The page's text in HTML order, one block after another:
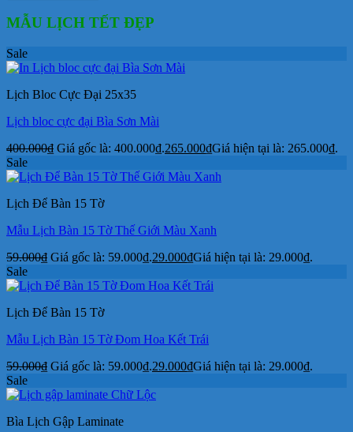
MẪU LỊCH TẾT ĐẸP
Sale
Lịch Bloc Cực Đại 25x35
Lịch bloc cực đại Bìa Sơn Mài
400.000₫ Giá gốc là: 400.000₫.265.000₫Giá hiện tại là: 265.000₫.
Sale
Lịch Để Bàn 15 Tờ
Mẫu Lịch Bàn 15 Tờ Thế Giới Màu Xanh
59.000₫ Giá gốc là: 59.000₫.29.000₫Giá hiện tại là: 29.000₫.
Sale
Lịch Để Bàn 15 Tờ
Mẫu Lịch Bàn 15 Tờ Đom Hoa Kết Trái
59.000₫ Giá gốc là: 59.000₫.29.000₫Giá hiện tại là: 29.000₫.
Sale
Bìa Lịch Gập Laminate